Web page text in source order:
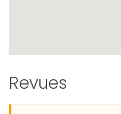
Revues